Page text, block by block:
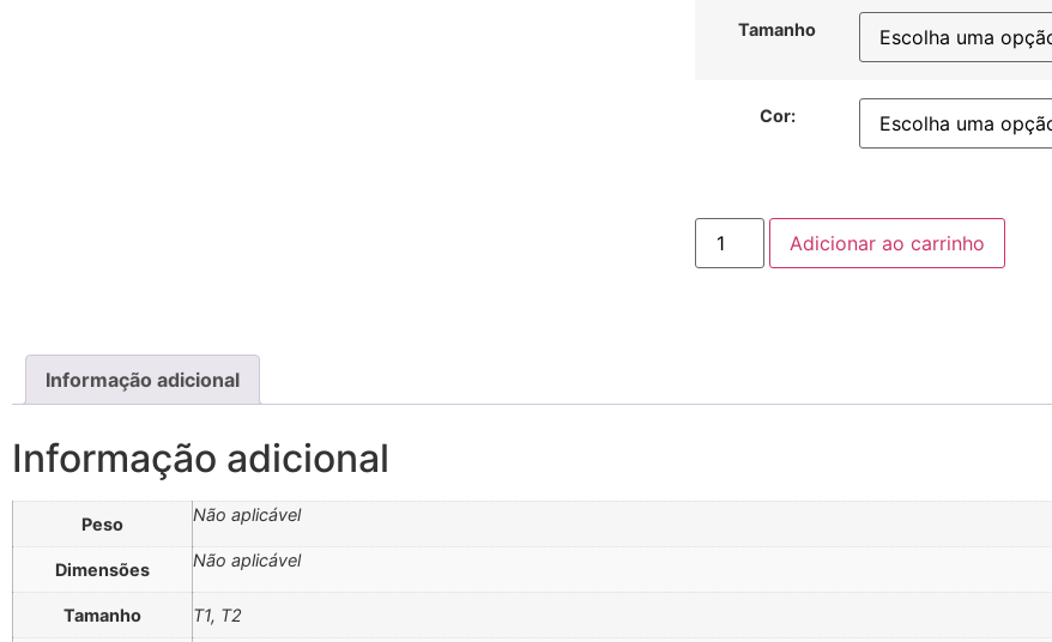
Tamanho
Cor:
Adicionar ao carrinho
Informação adicional
Informação adicional
Peso Não aplicável
Dimensões Não aplicável
Tamanho T1, T2